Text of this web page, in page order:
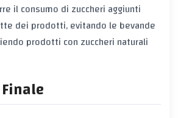
il consumo di zuccheri aggiunti
dei prodotti, evitando le bevande
prodotti con zuccheri naturali